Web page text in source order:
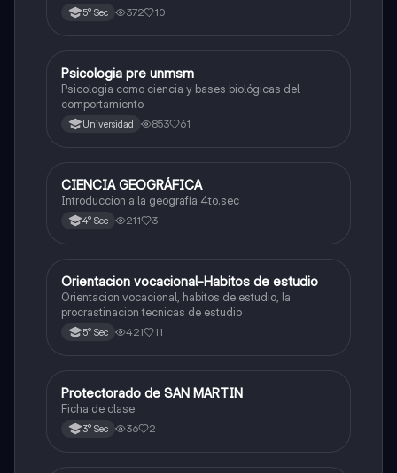
5° Sec 372 10
Ciencias Sociales
Psicologia pre unmsm
Psicologia como ciencia y bases biológicas del
comportamiento
Universidad 853 61
Ciencias Sociales
CIENCIA GEOGRÁFICA
Introduccion a la geografía 4to.sec
4° Sec 211 3
Ciencias Sociales
Orientacion vocacional-Habitos de estudio
Orientacion vocacional, habitos de estudio, la
procrastinacion tecnicas de estudio
5° Sec 421 11
Ciencias Sociales
Protectorado de SAN MARTIN
Ficha de clase
3° Sec 36 2